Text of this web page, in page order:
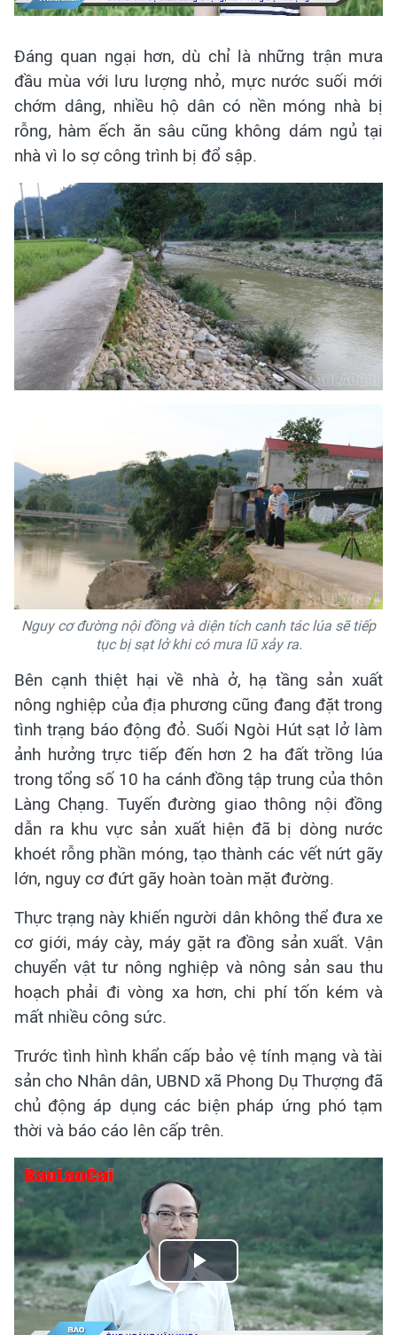
Đáng quan ngại hơn, dù chỉ là những trận mưa
đầu mùa với lưu lượng nhỏ, mực nước suối mới
chớm dâng, nhiều hộ dân có nền móng nhà bị
rỗng, hàm ếch ăn sâu cũng không dám ngủ tại
nhà vì lo sợ công trình bị đổ sập.
Nguy cơ đường nội đồng và diện tích canh tác lúa sẽ tiếp
tục bị sạt lở khi có mưa lũ xảy ra.
Bên cạnh thiệt hại về nhà ở, hạ tầng sản xuất
nông nghiệp của địa phương cũng đang đặt trong
tình trạng báo động đỏ. Suối Ngòi Hút sạt lở làm
ảnh hưởng trực tiếp đến hơn 2 ha đất trồng lúa
trong tổng số 10 ha cánh đồng tập trung của thôn
Làng Chạng. Tuyến đường giao thông nội đồng
dẫn ra khu vực sản xuất hiện đã bị dòng nước
khoét rỗng phần móng, tạo thành các vết nứt gãy
lớn, nguy cơ đứt gãy hoàn toàn mặt đường.
Thực trạng này khiến người dân không thể đưa xe
cơ giới, máy cày, máy gặt ra đồng sản xuất. Vận
chuyển vật tư nông nghiệp và nông sản sau thu
hoạch phải đi vòng xa hơn, chi phí tốn kém và
mất nhiều công sức.
Trước tình hình khẩn cấp bảo vệ tính mạng và tài
sản cho Nhân dân, UBND xã Phong Dụ Thượng đã
chủ động áp dụng các biện pháp ứng phó tạm
thời và báo cáo lên cấp trên.
Play
Video